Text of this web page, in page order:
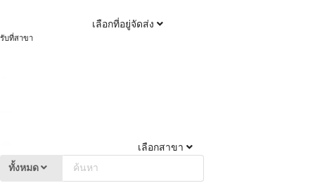
เลือกที่อยู่จัดส่ง
รับที่สาขา
เลือกสาขา
ทั้งหมด